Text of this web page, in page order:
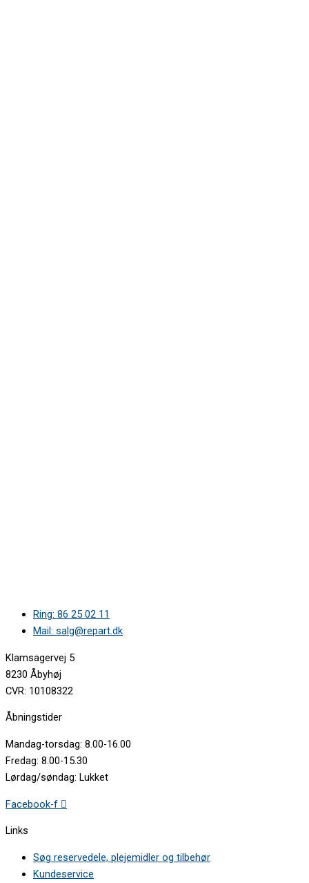
Ring: 86 25 02 11
Mail: salg@repart.dk
Klamsagervej 5
8230 Åbyhøj
CVR: 10108322
Åbningstider
Mandag-torsdag: 8.00-16.00
Fredag: 8.00-15.30
Lørdag/søndag: Lukket
Facebook-f
Links
Søg reservedele, plejemidler og tilbehør
Kundeservice